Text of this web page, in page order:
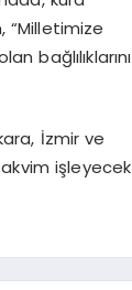
“Milletimize
bağlılıklarını
İzmir ve
işleyecek